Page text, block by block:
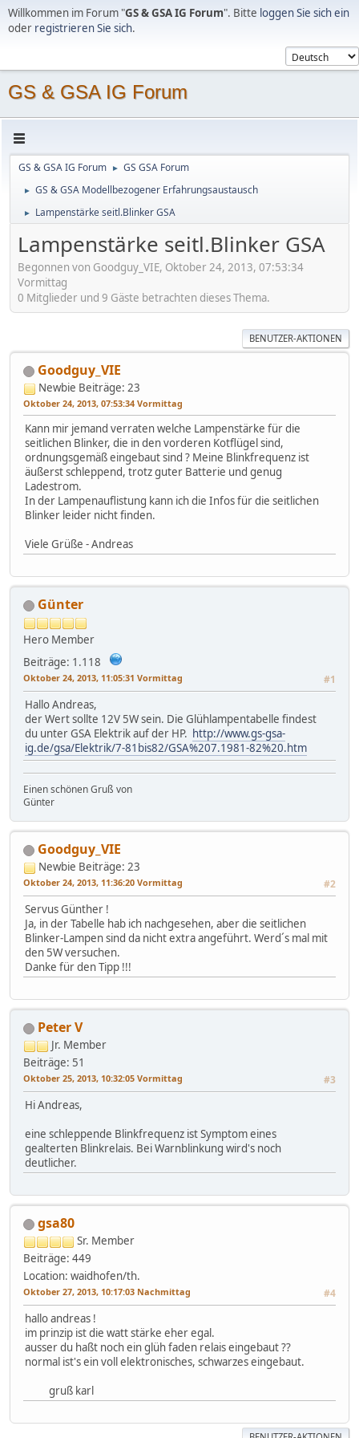
Willkommen im Forum "GS & GSA IG Forum". Bitte loggen Sie sich ein
oder registrieren Sie sich.
GS & GSA IG Forum
GS & GSA IG Forum ► GS GSA Forum
► GS & GSA Modellbezogener Erfahrungsaustausch
► Lampenstärke seitl.Blinker GSA
Lampenstärke seitl.Blinker GSA
Begonnen von Goodguy_VIE, Oktober 24, 2013, 07:53:34
Vormittag
0 Mitglieder und 9 Gäste betrachten dieses Thema.
BENUTZER-AKTIONEN
Goodguy_VIE
Newbie Beiträge: 23
Oktober 24, 2013, 07:53:34 Vormittag
Kann mir jemand verraten welche Lampenstärke für die
seitlichen Blinker, die in den vorderen Kotflügel sind,
ordnungsgemäß eingebaut sind ? Meine Blinkfrequenz ist
äußerst schleppend, trotz guter Batterie und genug
Ladestrom.
In der Lampenauflistung kann ich die Infos für die seitlichen
Blinker leider nicht finden.
Viele Grüße - Andreas
Günter
Hero Member
Beiträge: 1.118
Oktober 24, 2013, 11:05:31 Vormittag #1
Hallo Andreas,
der Wert sollte 12V 5W sein. Die Glühlampentabelle findest
du unter GSA Elektrik auf der HP. http://www.gs-gsa-
ig.de/gsa/Elektrik/7-81bis82/GSA%207.1981-82%20.htm
Einen schönen Gruß von
Günter
Goodguy_VIE
Newbie Beiträge: 23
Oktober 24, 2013, 11:36:20 Vormittag #2
Servus Günther !
Ja, in der Tabelle hab ich nachgesehen, aber die seitlichen
Blinker-Lampen sind da nicht extra angeführt. Werd´s mal mit
den 5W versuchen.
Danke für den Tipp !!!
Peter V
Jr. Member
Beiträge: 51
Oktober 25, 2013, 10:32:05 Vormittag #3
Hi Andreas,
eine schleppende Blinkfrequenz ist Symptom eines
gealterten Blinkrelais. Bei Warnblinkung wird's noch
deutlicher.
gsa80
Sr. Member
Beiträge: 449
Location: waidhofen/th.
Oktober 27, 2013, 10:17:03 Nachmittag #4
hallo andreas !
im prinzip ist die watt stärke eher egal.
ausser du haßt noch ein glüh faden relais eingebaut ??
normal ist's ein voll elektronisches, schwarzes eingebaut.
gruß karl